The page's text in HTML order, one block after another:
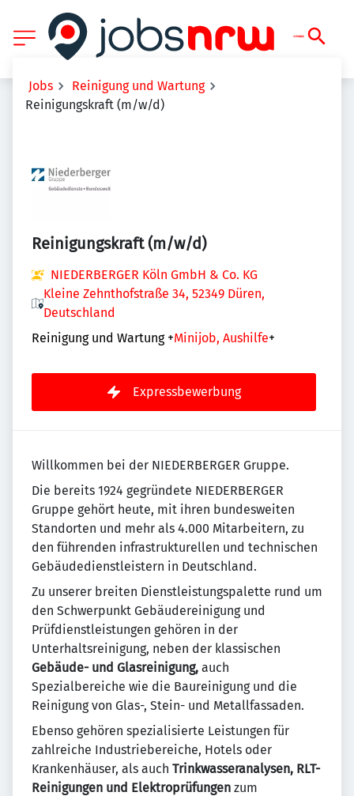
Jobs
Reinigung und Wartung
Reinigungskraft (m/w/d)
Reinigungskraft (m/w/d)
NIEDERBERGER Köln GmbH & Co. KG
Kleine Zehnthofstraße 34, 52349 Düren,
Deutschland
Reinigung und Wartung +Minijob, Aushilfe+
Expressbewerbung
Willkommen bei der NIEDERBERGER Gruppe.
Die bereits 1924 gegründete NIEDERBERGER
Gruppe gehört heute, mit ihren bundesweiten
Standorten und mehr als 4.000 Mitarbeitern, zu
den führenden infrastrukturellen und technischen
Gebäudedienstleistern in Deutschland.
Zu unserer breiten Dienstleistungspalette rund um
den Schwerpunkt Gebäudereinigung und
Prüfdienstleistungen gehören in der
Unterhaltsreinigung, neben der klassischen
Gebäude- und Glasreinigung, auch
Spezialbereiche wie die Baureinigung und die
Reinigung von Glas-, Stein- und Metallfassaden.
Ebenso gehören spezialisierte Leistungen für
zahlreiche Industriebereiche, Hotels oder
Krankenhäuser, als auch Trinkwasseranalysen, RLT-
Reinigungen und Elektroprüfungen zum